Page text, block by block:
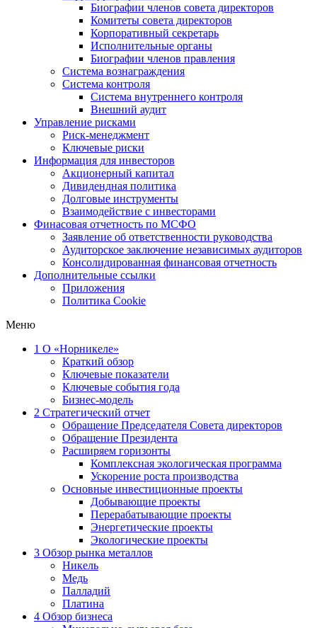
Биографии членов совета директоров
Комитеты совета директоров
Корпоративный секретарь
Исполнительные органы
Биографии членов правления
Система вознаграждения
Система контроля
Система внутреннего контроля
Внешний аудит
Управление рисками
Риск-менеджмент
Ключевые риски
Информация для инвесторов
Акционерный капитал
Дивидендная политика
Долговые инструменты
Взаимодействие с инвеcторами
Финасовая отчетность по МСФО
Заявление об ответственности руководства
Аудиторское заключение независимых аудиторов
Консолидированная финансовая отчетность
Дополнительные ссылки
Приложения
Политика Cookie
Меню
1 О «Норникеле»
Краткий обзор
Ключевые показатели
Ключевые события года
Бизнес-модель
2 Стратегический отчет
Обращение Председателя Совета директоров
Обращение Президента
Расширяем горизонты
Комплексная экологическая программа
Ускорение роста производства
Основные инвестиционные проекты
Добывающие проекты
Перерабатывающие проекты
Энергетические проекты
Экологические проекты
3 Обзор рынка металлов
Никель
Медь
Палладий
Платина
4 Обзор бизнеса